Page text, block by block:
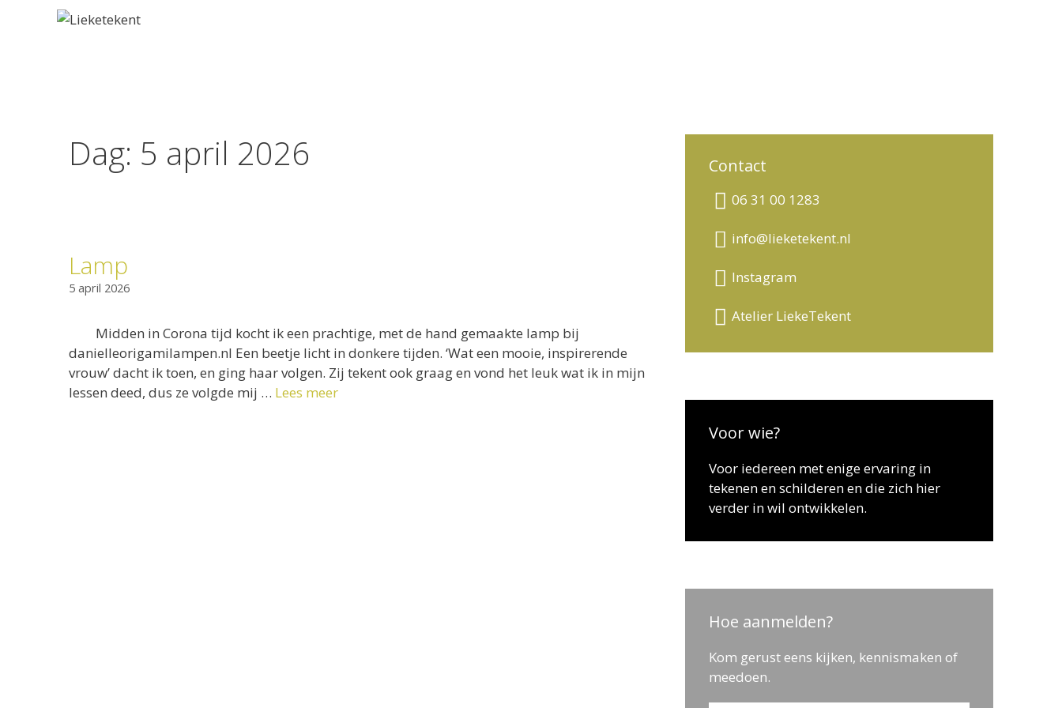
Dag: 5 april 2026
Lamp
5 april 2026
Midden in Corona tijd kocht ik een prachtige, met de hand gemaakte lamp bij
danielleorigamilampen.nl Een beetje licht in donkere tijden. ‘Wat een mooie, inspirerende
vrouw’ dacht ik toen, en ging haar volgen. Zij tekent ook graag en vond het leuk wat ik in mijn
lessen deed, dus ze volgde mij … Lees meer
Contact
06 31 00 1283
info@lieketekent.nl
Instagram
Atelier LiekeTekent
Voor wie?
Voor iedereen met enige ervaring in
tekenen en schilderen en die zich hier
verder in wil ontwikkelen.
Hoe aanmelden?
Kom gerust eens kijken, kennismaken of
meedoen.